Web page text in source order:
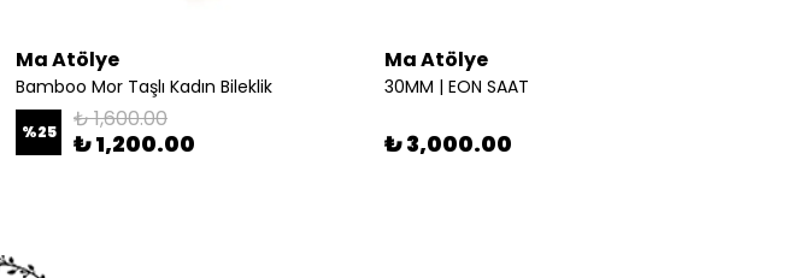
Ma Atölye
Bamboo Mor Taşlı Kadın Bileklik
%25 ₺ 1,600.00
₺ 1,200.00
Ma Atölye
30MM | EON SAAT
₺ 3,000.00